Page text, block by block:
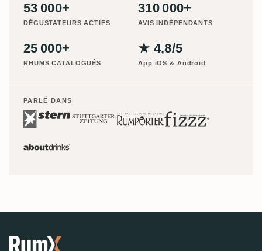
53 000+
DÉGUSTATEURS ACTIFS
310 000+
AVIS INDÉPENDANTS
25 000+
RHUMS CATALOGUÉS
★ 4,8/5
App iOS & Android
PARLÉ DANS